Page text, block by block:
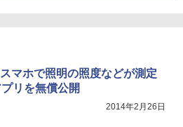
マホで照明の照度などが測定
リを無償公開
2014年2月26日